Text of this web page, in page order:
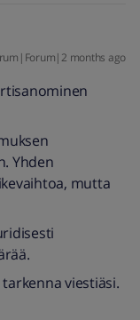
months ago
Yhden
mutta
viestiäsi.